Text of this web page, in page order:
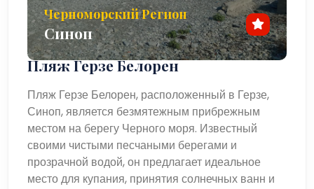
Черноморский Регион
Синоп
Пляж Герзе Белорен
Пляж Герзе Белорен, расположенный в Герзе,
Синоп, является безмятежным прибрежным
местом на берегу Черного моря. Известный
своими чистыми песчаными берегами и
прозрачной водой, он предлагает идеальное
место для купания, принятия солнечных ванн и